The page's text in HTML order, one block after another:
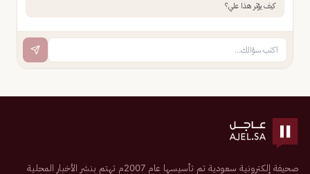
كيف يؤثر هذا علي؟
صحيفة إلكترونية سعودية تم تأسيسها عام 2007م تهتم بنشر الأخبار المحلية